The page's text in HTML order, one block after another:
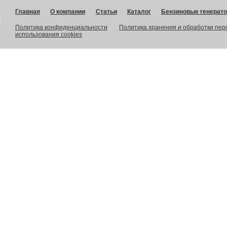
Главная О компании Статьи Каталог Бензиновые
Политика конфиденциальности
Политика хранения и обработки
использования cookies